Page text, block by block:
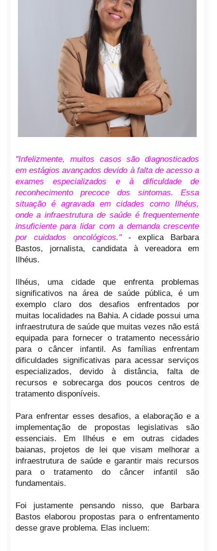
"Infelizmente, muitos casos são diagnosticados
em estágios avançados devido à falta de acesso a
exames especializados e à dificuldade de
reconhecimento precoce dos sintomas. Essa
situação é agravada em cidades como Ilhéus,
onde a infraestrutura de saúde é frequentemente
insuficiente para lidar com a demanda crescente
por cuidados oncológicos."- explica Barbara
Bastos, jornalista, candidata à vereadora em
Ilhéus.
Ilhéus, uma cidade que enfrenta problemas
significativos na área de saúde pública, é um
exemplo claro dos desafios enfrentados por
muitas localidades na Bahia. A cidade possui uma
infraestrutura de saúde que muitas vezes não está
equipada para fornecer o tratamento necessário
para o câncer infantil. As famílias enfrentam
dificuldades significativas para acessar serviços
especializados, devido à distância, falta de
recursos e sobrecarga dos poucos centros de
tratamento disponíveis.
Para enfrentar esses desafios, a elaboração e a
implementação de propostas legislativas são
essenciais. Em Ilhéus e em outras cidades
baianas, projetos de lei que visam melhorar a
infraestrutura de saúde e garantir mais recursos
para o tratamento do câncer infantil são
fundamentais.
Foi justamente pensando nisso, que Barbara
Bastos elaborou propostas para o enfrentamento
desse grave problema. Elas incluem: